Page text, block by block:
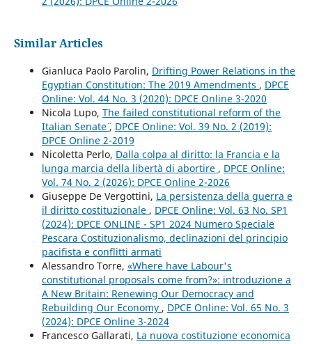
Similar Articles
Gianluca Paolo Parolin, Drifting Power Relations in the
Egyptian Constitution: The 2019 Amendments , DPCE
Online: Vol. 44 No. 3 (2020): DPCE Online 3-2020
Nicola Lupo, The failed constitutional reform of the
Italian Senate¨, DPCE Online: Vol. 39 No. 2 (2019):
DPCE Online 2-2019
Nicoletta Perlo, Dalla colpa al diritto: la Francia e la
lunga marcia della libertà di abortire , DPCE Online:
Vol. 74 No. 2 (2026): DPCE Online 2-2026
Giuseppe De Vergottini, La persistenza della guerra e
il diritto costituzionale , DPCE Online: Vol. 63 No. SP1
(2024): DPCE ONLINE - SP1 2024 Numero Speciale
Pescara Costituzionalismo, declinazioni del principio
pacifista e conflitti armati
Alessandro Torre, «Where have Labour's
constitutional proposals come from?»: introduzione a
A New Britain: Renewing Our Democracy and
Rebuilding Our Economy , DPCE Online: Vol. 65 No. 3
(2024): DPCE Online 3-2024
Francesco Gallarati, La nuova costituzione economica